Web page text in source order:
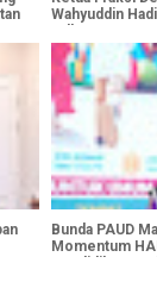
Wahyuddin
Bunda PAUD
Momentum